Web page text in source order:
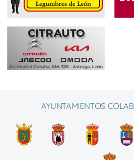
AYUNTAMIENTOS